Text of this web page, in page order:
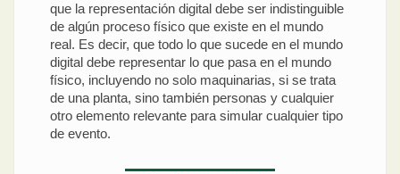
que la representación digital debe ser indistinguible
de algún proceso físico que existe en el mundo
real. Es decir, que todo lo que sucede en el mundo
digital debe representar lo que pasa en el mundo
físico, incluyendo no solo maquinarias, si se trata
de una planta, sino también personas y cualquier
otro elemento relevante para simular cualquier tipo
de evento.